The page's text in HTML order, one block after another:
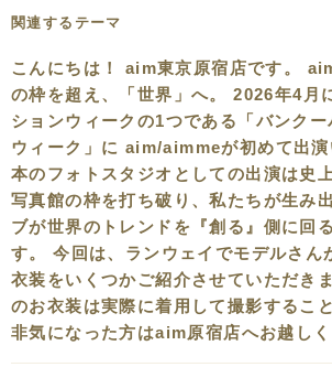
関連するテーマ
こんにちは！ aim東京原宿店です。
の枠を超え、「世界」へ。 2026年4月
ションウィークの1つである「バンク
ウィーク」に aim/aimmeが初めて出演
本のフォトスタジオとしての出演は史
写真館の枠を打ち破り、私たちが生み
ブが世界のトレンドを『創る』側に回
す。 今回は、ランウェイでモデルさん
衣装をいくつかご紹介させていただき
のお衣装は実際に着用して撮影するこ
非気になった方はaim原宿店へお越し